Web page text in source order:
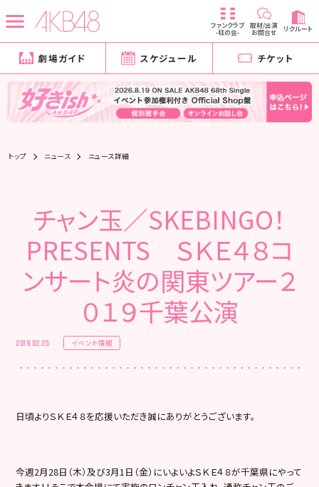
ファンクラブ
-柱の会-
取材/出演
お問合せ リクルート
劇場ガイド スケジュール チケット
トップ ニュース ニュース詳細
チャン玉／SKEBINGO！
PRESENTS ＳＫＥ４８コ
ンサート炎の関東ツアー２
０１９千葉公演
2019.02.25 イベント情報
日頃よりＳＫＥ４８を応援いただき誠にありがとうございます。
今週2月28日（木）及び3月1日（金）にいよいよＳＫＥ４８が千葉県にやって